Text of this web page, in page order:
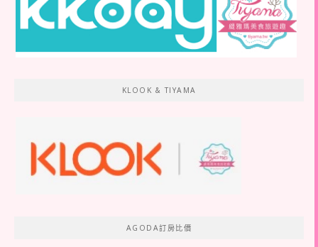
KLOOK & TIYAMA
AGODA訂房比價